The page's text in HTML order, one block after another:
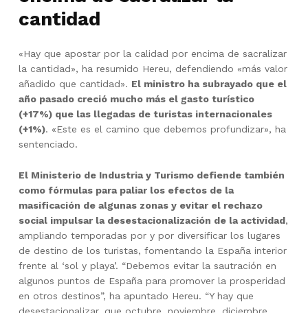
cantidad
«Hay que apostar por la calidad por encima de sacralizar
la cantidad», ha resumido Hereu, defendiendo «más valor
añadido que cantidad». El ministro ha subrayado que el
año pasado creció mucho más el gasto turístico
(+17%) que las llegadas de turistas internacionales
(+1%). «Este es el camino que debemos profundizar», ha
sentenciado.
El Ministerio de Industria y Turismo defiende también
como fórmulas para paliar los efectos de la
masificación de algunas zonas y evitar el rechazo
social impulsar la desestacionalización de la actividad,
ampliando temporadas por y por diversificar los lugares
de destino de los turistas, fomentando la España interior
frente al ‘sol y playa’. “Debemos evitar la sautración en
algunos puntos de España para promover la prosperidad
en otros destinos”, ha apuntado Hereu. “Y hay que